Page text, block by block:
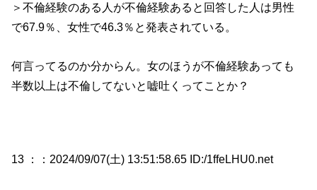
＞不倫経験のある人が不倫経験あると回答した人は男性
で67.9％、女性で46.3％と発表されている。
何言ってるのか分からん。女のほうが不倫経験あっても
半数以上は不倫してないと嘘吐くってことか？
13 ： ：2024/09/07(土) 13:51:58.65 ID:/1ffeLHU0.net